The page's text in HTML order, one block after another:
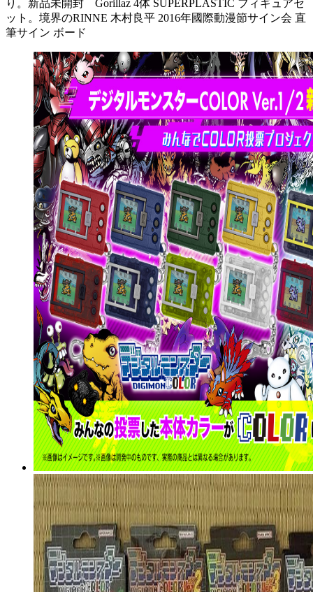
り。新品未開封 Gorillaz 4体 SUPERPLASTIC フィギュアセ
ット。境界のRINNE 木村良平 2016年國際動漫節サイン会 直
筆サイン ボード